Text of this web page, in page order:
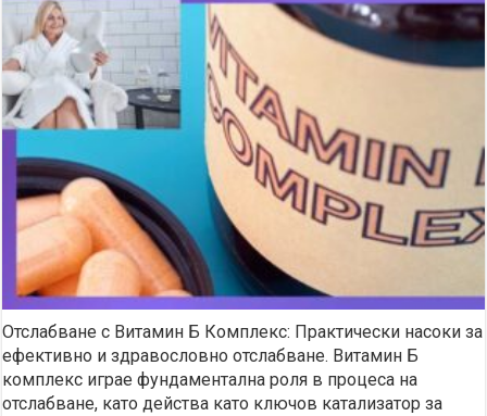
Отслабване с Витамин Б Комплекс: Практически насоки за
ефективно и здравословно отслабване. Витамин Б
комплекс играе фундаментална роля в процеса на
отслабване, като действа като ключов катализатор за